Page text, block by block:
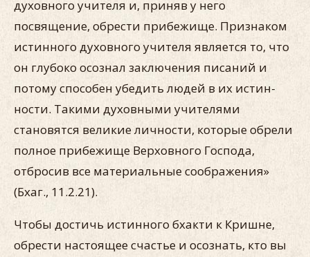
духовного учителя и, приняв у него
посвящение, обрести прибежище. Признаком
истинного духовного учителя является то, что
он глубоко осознал заклю­чения писаний и
потому способен убедить людей в их истин­
ности. Такими духовными учителями
становятся великие лич­ности, которые обрели
полное прибежище Верховного Госпо­да,
отбросив все материальные соображения»
(Бхаг., 11.2.21).
Чтобы достичь истинного бхакти к Кришне,
обрести насто­ящее счастье и осознать, кто вы